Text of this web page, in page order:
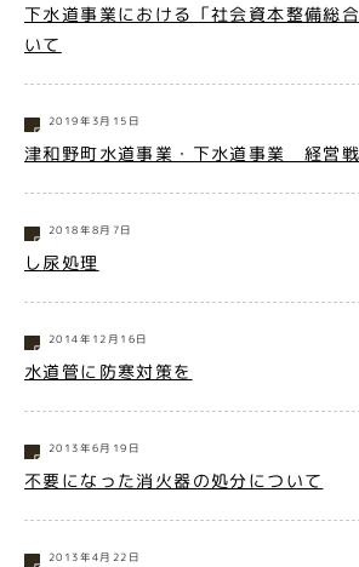
下水道事業における「社会資本整備総
いて
2019年3月15日
津和野町水道事業・下水道事業 経営
2018年8月7日
し尿処理
2014年12月16日
水道管に防寒対策を
2013年6月19日
不要になった消火器の処分について
2013年4月22日